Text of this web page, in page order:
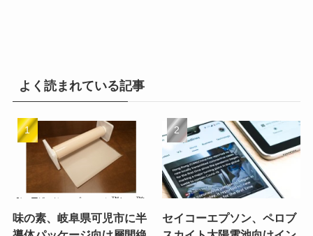
よく読まれている記事
味の素、岐阜県可児市に半
セイコーエプソン、ペロブ